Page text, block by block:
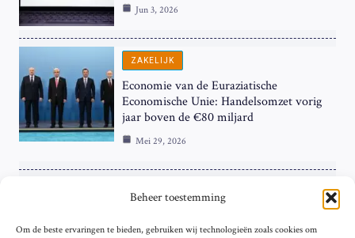
Beheer toestemming
Om de beste ervaringen te bieden, gebruiken wij technologieën zoals cookies om
Jun 3, 2026
ZAKELIJK
Economie van de Euraziatische
Economische Unie: Handelsomzet vorig
jaar boven de €80 miljard
Mei 29, 2026
ZAKELIJK
Hardnekkige Inflatie bij de ‘Grote Vier’